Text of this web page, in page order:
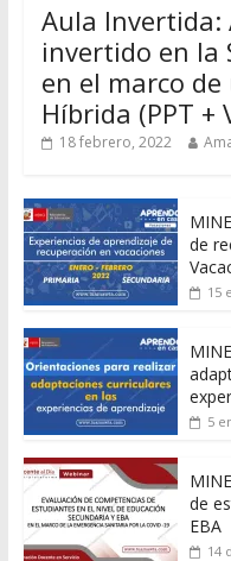
Aula Invertida:
invertido en la
en el marco
Híbrida (PPT +
18 febrero, 2022
de
15
5
de
EBA
14